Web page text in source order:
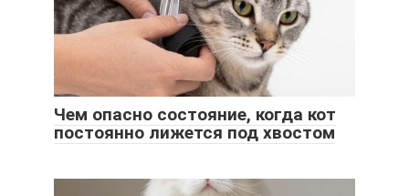
Чем опасно состояние, когда кот
постоянно лижется под хвостом